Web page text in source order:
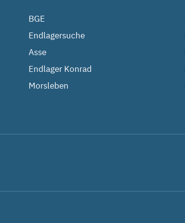
BGE
Endlagersuche
Asse
Endlager Konrad
Morsleben